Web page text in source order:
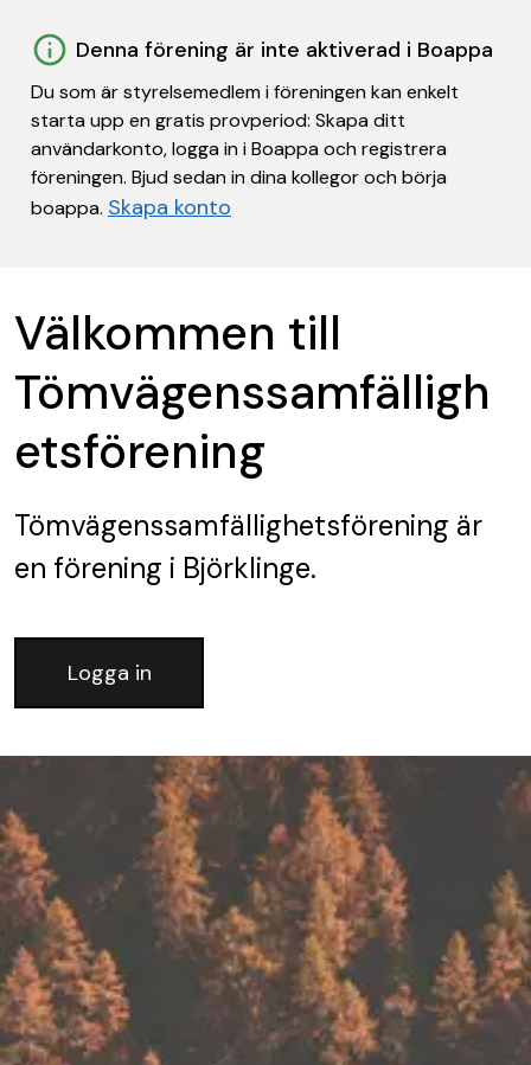
Denna förening är inte aktiverad i Boappa
Du som är styrelsemedlem i föreningen kan enkelt
starta upp en gratis provperiod: Skapa ditt
användarkonto, logga in i Boappa och registrera
föreningen. Bjud sedan in dina kollegor och börja
boappa. Skapa konto
Välkommen till
Tömvägenssamfälligh
etsförening
Tömvägenssamfällighetsförening är
en förening i Björklinge.
Logga in